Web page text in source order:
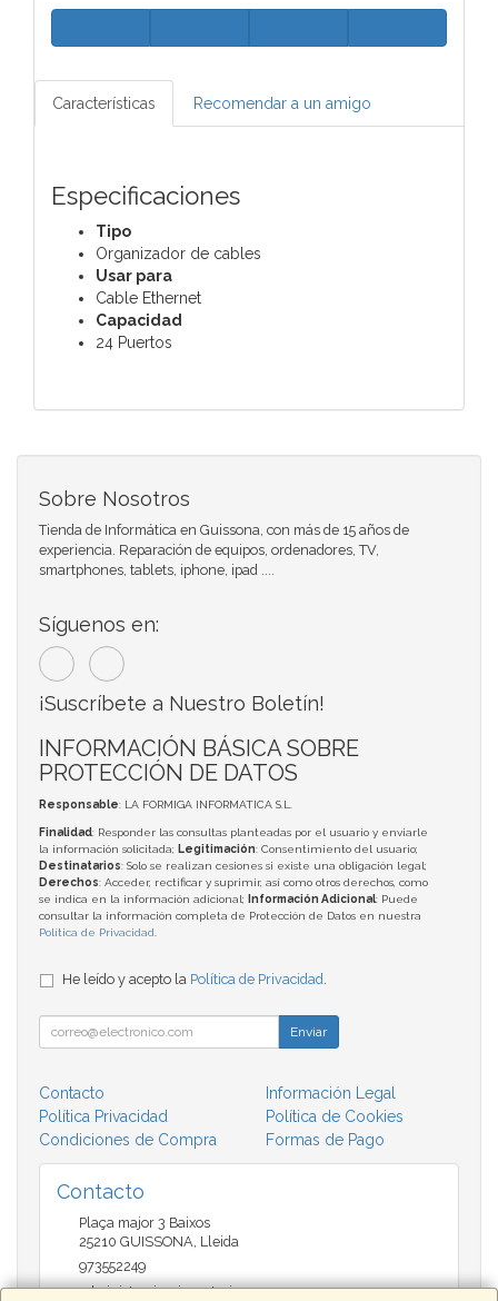
Características Recomendar a un amigo
Especificaciones
Tipo
Organizador de cables
Usar para
Cable Ethernet
Capacidad
24 Puertos
Sobre Nosotros
Tienda de Informática en Guissona, con más de 15 años de
experiencia. Reparación de equipos, ordenadores, TV,
smartphones, tablets, iphone, ipad ....
Síguenos en:
¡Suscríbete a Nuestro Boletín!
INFORMACIÓN BÁSICA SOBRE
PROTECCIÓN DE DATOS
Responsable: LA FORMIGA INFORMATICA S.L.
Finalidad: Responder las consultas planteadas por el usuario y enviarle
la información solicitada; Legitimación: Consentimiento del usuario;
Destinatarios: Solo se realizan cesiones si existe una obligación legal;
Derechos: Acceder, rectificar y suprimir, así como otros derechos, como
se indica en la información adicional;
Información Adicional: Puede
consultar la información completa de Protección de Datos en nuestra
Política de Privacidad
He leído y acepto la Política de Privacidad
Enviar
Contacto
Información Legal
Política Privacidad
Política de Cookies
Condiciones de Compra
Formas de Pago
Contacto
Plaça major 3 Baixos
25210 GUISSONA Lleida
973552249
administracio@insectari.com